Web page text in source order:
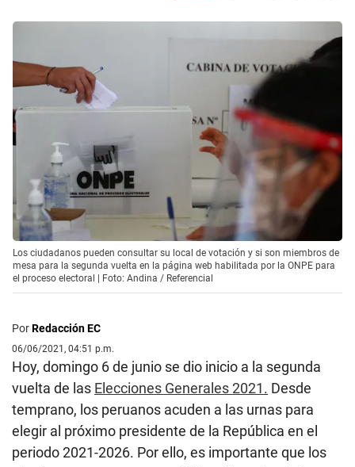
Los ciudadanos pueden consultar su local de votación y si son miembros de
mesa para la segunda vuelta en la página web habilitada por la ONPE para
el proceso electoral | Foto: Andina / Referencial
PorRedacción EC
06/06/2021, 04:51 p.m.
Hoy, domingo 6 de junio se dio inicio a la segunda
vuelta de las Elecciones Generales 2021. Desde
temprano, los peruanos acuden a las urnas para
elegir al próximo presidente de la República en el
periodo 2021-2026. Por ello, es importante que los